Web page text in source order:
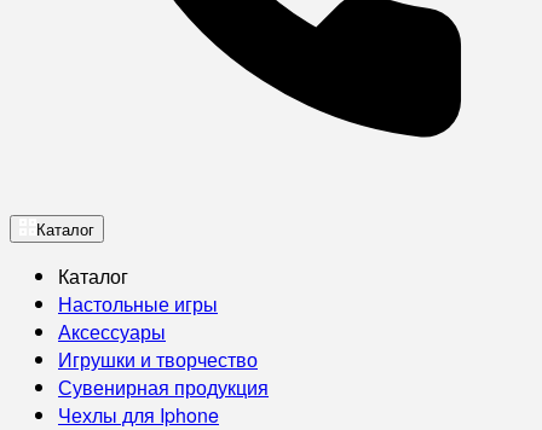
Каталог
Каталог
Настольные игры
Аксессуары
Игрушки и творчество
Сувенирная продукция
Чехлы для Iphone